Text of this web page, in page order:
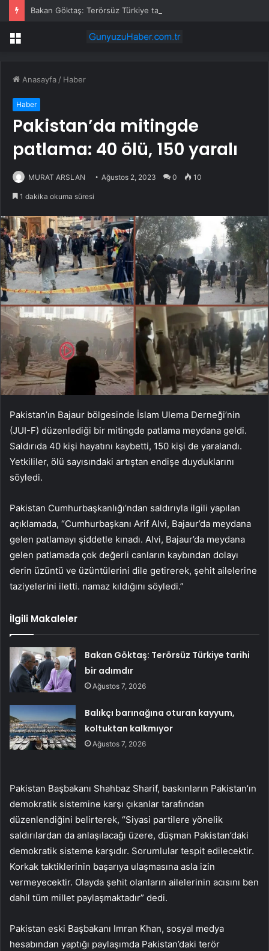
Bakan Göktaş: Terörsüz Türkiye tarihi bir adımdır
Menü
Anasayfa / Haber
Haber
Pakistan’da mitingde
patlama: 40 ölü, 150 yaralı
MURAT ARSLAN Ağustos 2, 2023 0 10
1 dakika okuma süresi
Pakistan’ın Bajaur bölgesinde İslam Ulema Derneği’nin
(JUI-F) düzenlediği bir mitingde patlama meydana geldi.
Saldırıda 40 kişi hayatını kaybetti, 150 kişi de yaralandı.
Yetkililer, ölü sayısındaki artıştan endişe duyduklarını
söyledi.
Pakistan Cumhurbaşkanlığı’ndan saldırıyla ilgili yapılan
açıklamada, “Cumhurbaşkanı Arif Alvi, Bajaur’da meydana
gelen patlamayı şiddetle kınadı. Alvi, Bajaur’da meydana
gelen patlamada çok değerli canların kaybından dolayı
derin üzüntü ve üzüntülerini dile getirerek, şehit ailelerine
taziyelerini iletti. namaz kıldığını söyledi.”
İlgili Makaleler
Bakan Göktaş: Terörsüz Türkiye tarihi
bir adımdır
Ağustos 7, 2026
Balıkçı barınağına oturan kayyum,
koltuktan kalkmıyor
Ağustos 7, 2026
Pakistan Başbakanı Shahbaz Sharif, baskınların Pakistan’ın
demokratik sistemine karşı çıkanlar tarafından
düzenlendiğini belirterek, “Siyasi partilere yönelik
saldırılardan da anlaşılacağı üzere, düşman Pakistan’daki
demokratik sisteme karşıdır. Sorumlular tespit edilecektir.
Korkak taktiklerinin başarıya ulaşmasına asla izin
vermeyecektir. Olayda şehit olanların ailelerinin acısını ben
dahil tüm millet paylaşmaktadır” dedi.
Pakistan eski Başbakanı Imran Khan, sosyal medya
hesabından yaptığı paylaşımda Pakistan’daki terör